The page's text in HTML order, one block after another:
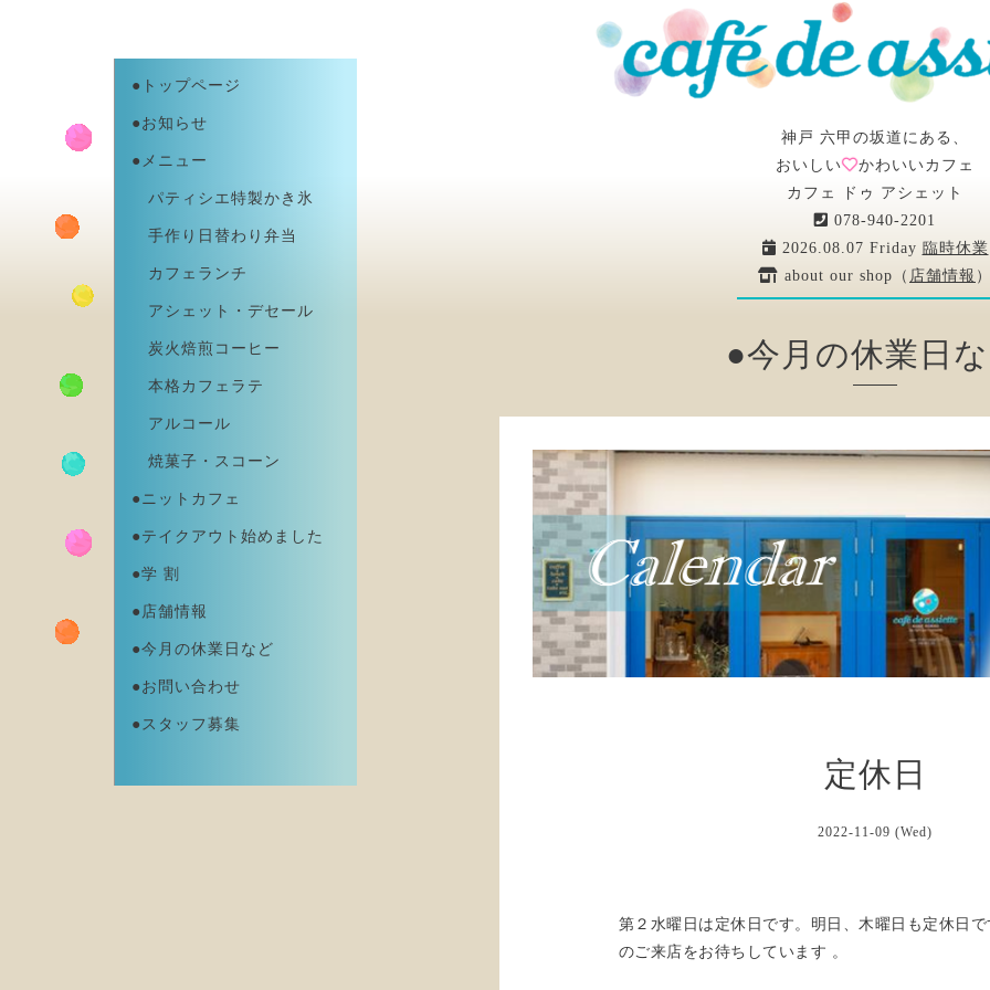
神戸 六甲の坂道にある、
おいしい
かわいいカフェ
カフェ ドゥ アシェット
078-940-2201
2026.08.07 Friday 臨時休業
about our shop（ 店舗情報
●トップページ
●お知らせ
●メニュー
パティシエ特製かき氷
手作り日替わり弁当
カフェランチ
アシェット・デセール
炭火焙煎コーヒー
本格カフェラテ
アルコール
焼菓子・スコーン
●ニットカフェ
●テイクアウト始めました
●学 割
●店舗情報
●今月の休業日など
●お問い合わせ
●スタッフ募集
●今月の休業日
定休日
2022-11-09 (Wed)
第２水曜日は定休日です。明日、木曜日も定休日
のご来店をお待ちしています 。